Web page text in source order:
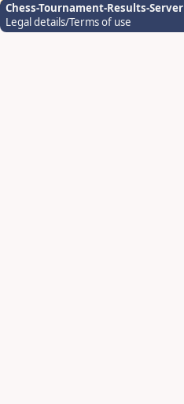
Chess-Tournament-Results-Server
Legal details/Terms of use